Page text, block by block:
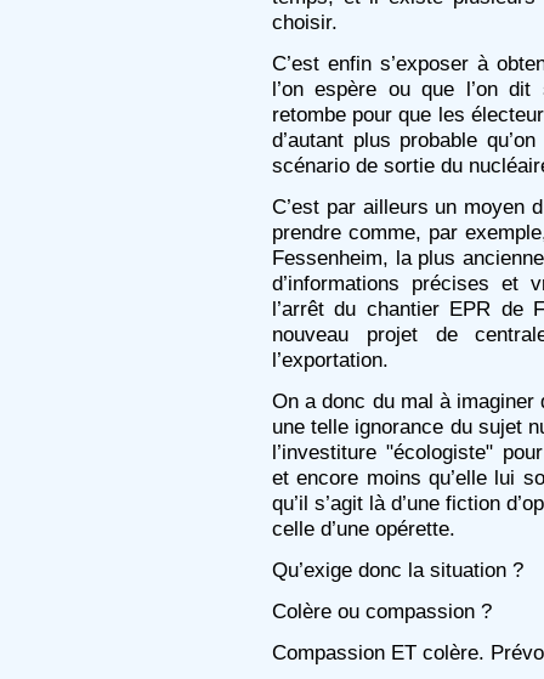
choisir.
C’est enfin s’exposer à
l’on espère ou que l’on
retombe pour que les
d’autant plus probable
scénario de sortie du
C’est par ailleurs un moyen
prendre comme, par
Fessenheim, la plus
d’informations précises et
l’arrêt du chantier EPR de
nouveau projet de
l’exportation.
On a donc du mal à imaginer
une telle ignorance du sujet
l’investiture "écologiste"
et encore moins qu’elle lui
qu’il s’agit là d’une fiction
celle d’une opérette.
Qu’exige donc la situation ?
Colère ou compassion ?
Compassion ET colère.